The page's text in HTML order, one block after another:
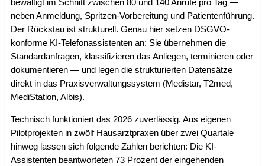
bewältigt im Schnitt zwischen 80 und 140 Anrufe pro Tag —
neben Anmeldung, Spritzen-Vorbereitung und Patientenführung.
Der Rückstau ist strukturell. Genau hier setzen DSGVO-
konforme KI-Telefonassistenten an: Sie übernehmen die
Standardanfragen, klassifizieren das Anliegen, terminieren oder
dokumentieren — und legen die strukturierten Datensätze
direkt in das Praxisverwaltungssystem (Medistar, T2med,
MediStation, Albis).
Technisch funktioniert das 2026 zuverlässig. Aus eigenen
Pilotprojekten in zwölf Hausarztpraxen über zwei Quartale
hinweg lassen sich folgende Zahlen berichten: Die KI-
Assistenten beantworteten 73 Prozent der eingehenden